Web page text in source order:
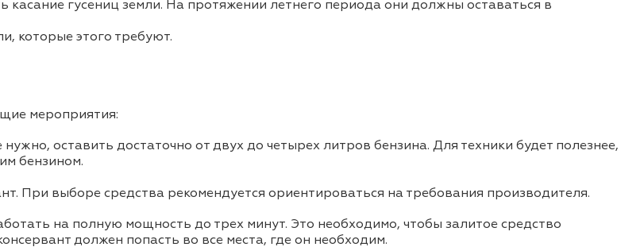
касание гусениц земли. На протяжении летнего периода они должны оставаться в
которые этого требуют.
мероприятия:
оставить достаточно от двух до четырех литров бензина. Для техники будет полезнее,
бензином.
При выборе средства рекомендуется ориентироваться на требования производителя.
на полную мощность до трех минут. Это необходимо, чтобы залитое средство
должен попасть во все места, где он необходим.